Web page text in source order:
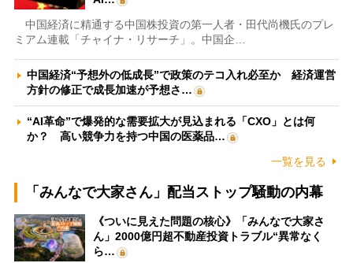
中国経済に精通する中国株投資の第一人者・田代尚機氏のプレ
ミアム連載「チャイナ・リサーチ」。中国企…
中国経済“予想外の低成長”で政策のテコ入れ必至か 経済運営
方針の修正で成長加速が予想さ…
“AI革命”で爆発的な需要拡大が見込まれる「CXO」とは何
か？ 高い競争力を持つ中国の医薬品…
一覧を見る
「みんなで大家さん」配当ストップ騒動の内幕
《ついに見えた問題の核心》「みんなで大家さ
ん」2000億円超不動産投資トラブル“異常なく
ら…